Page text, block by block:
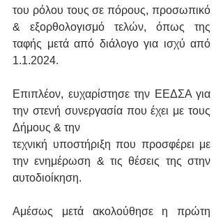
του ρόλου τους σε πόρους, προσωπικό
& εξορθολογισμό τελών, όπως της
ταφής μετά από διάλογο για ισχύ από
1.1.2024.
Επιπλέον, ευχαρίστησε την ΕΕΔΣΑ για
την στενή συνεργασία που έχει με τους
Δήμους & την
τεχνική υποστήριξη που προσφέρει με
την ενημέρωση & τις θέσεις της στην
αυτοδιοίκηση.
Αμέσως μετά ακολούθησε η πρώτη